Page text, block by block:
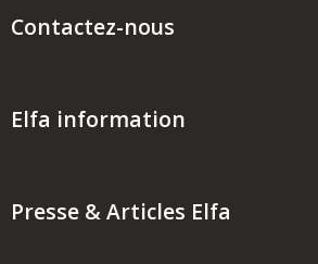
Contactez-nous
Elfa information
Presse & Articles Elfa